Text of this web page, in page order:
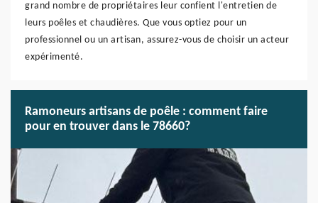
grand nombre de propriétaires leur confient l'entretien de
leurs poêles et chaudières. Que vous optiez pour un
professionnel ou un artisan, assurez-vous de choisir un acteur
expérimenté.
Ramoneurs artisans de poêle : comment faire
pour en trouver dans le 78660?